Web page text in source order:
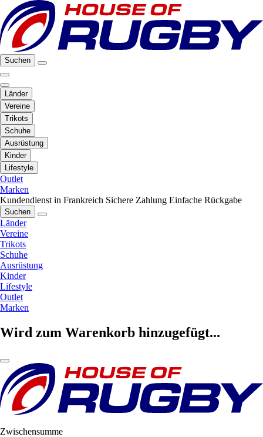
Suchen
Länder
Vereine
Trikots
Schuhe
Ausrüstung
Kinder
Lifestyle
Outlet
Marken
Kundendienst in Frankreich Sichere Zahlung Einfache Rückgabe
Suchen
Länder
Vereine
Trikots
Schuhe
Ausrüstung
Kinder
Lifestyle
Outlet
Marken
Wird zum Warenkorb hinzugefügt...
Zwischensumme